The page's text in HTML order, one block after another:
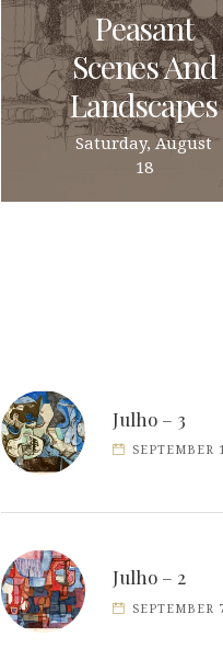
Peasant
Scenes And
Landscapes
Saturday, August
18
Julho – 3
SEPTEMBER
Julho – 2
SEPTEMBER